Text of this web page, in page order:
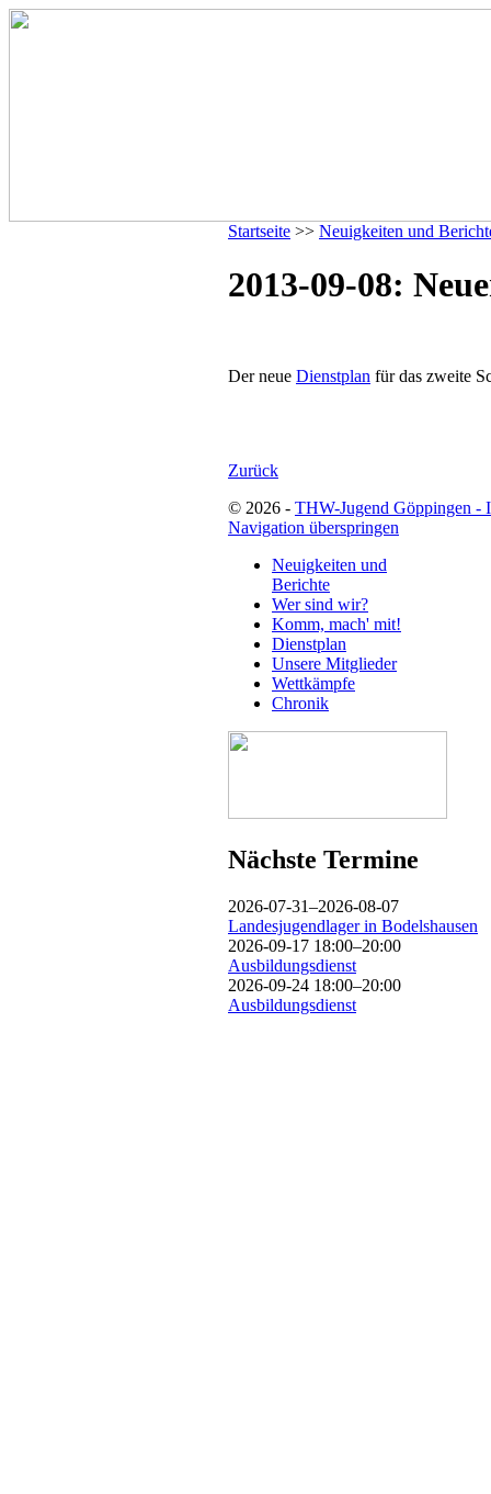
Startseite >> Neuigkeiten und
2013-09-08:
Der neue Dienstplan für das zweite
Zurück
© 2026 - THW-Jugend Göppingen -
Navigation überspringen
Neuigkeiten und
Berichte
Wer sind wir?
Komm, mach' mit!
Dienstplan
Unsere Mitglieder
Wettkämpfe
Chronik
Nächste Termine
2026-07-31–2026-08-07
Landesjugendlager in Bodelshausen
2026-09-17 18:00–20:00
Ausbildungsdienst
2026-09-24 18:00–20:00
Ausbildungsdienst